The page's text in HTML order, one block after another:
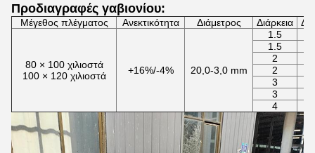
Προδιαγραφές γαβιονίου:
Μέγεθος πλέγματος Ανεκτικότητα Διάμετρος Διάρκεια
80 × 100 χιλιοστά
100 × 120 χιλιοστά
+16%/-4% 20,0-3,0 mm
1.5
1.5
2
2
3
3
4